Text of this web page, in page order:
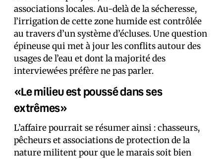
associations locales. Au-delà de la sécheresse,
l’irrigation de cette zone humide est contrôlée
au travers d’un système d’écluses. Une question
épineuse qui met à jour les conflits autour des
usages de l’eau et dont la majorité des
interviewé·es préfère ne pas parler.
«Le milieu est poussé dans ses
extrêmes»
L’affaire pourrait se résumer ainsi : chasseurs,
pêcheurs et associations de protection de la
nature militent pour que le marais soit bien